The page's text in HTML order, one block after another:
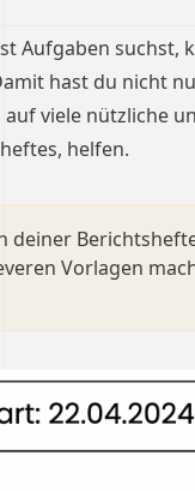
Aufgaben suchst,
hast du nicht
viele nützliche
helfen.
deiner
Vorlagen